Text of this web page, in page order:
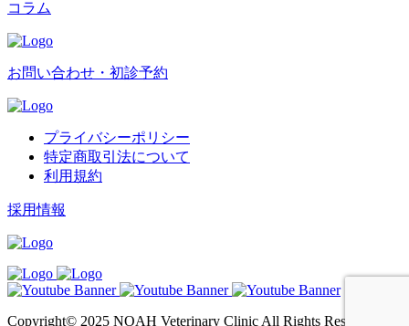
コラム
お問い合わせ・初診予約
プライバシーポリシー
特定商取引法について
利用規約
採用情報
Copyright© 2025 NOAH Veterinary Clinic All Rights Reserved.